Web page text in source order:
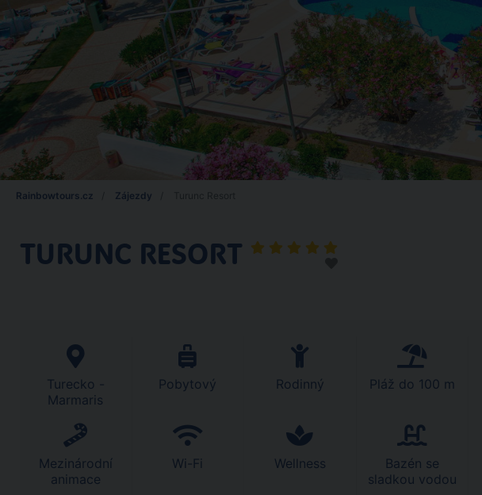
Rainbowtours.cz Zájezdy
TURUNC RESORT
Turecko -
Marmaris
Pobytový Rodinný Pláž do 100 m
Mezinárodní
animace
Wi-Fi Wellness
Bazén se
sladkou vodou